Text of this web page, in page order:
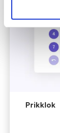
Prikklok